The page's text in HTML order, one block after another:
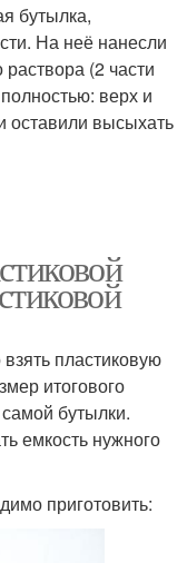
бутылка,
На неё нанесли
(2 части
верх и
оставили высыхать
пластиковую
итогового
бутылки.
емкость нужного
приготовить: